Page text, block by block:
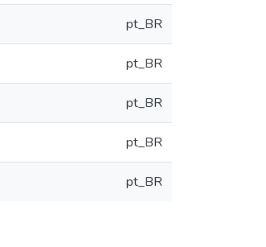
pt_BR
pt_BR
pt_BR
pt_BR
pt_BR